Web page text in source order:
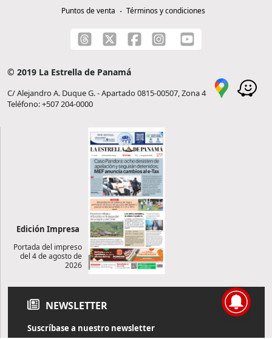
Puntos de venta
Términos y condiciones
© 2019 La Estrella de Panamá
C/ Alejandro A. Duque G. - Apartado 0815-00507, Zona 4
Teléfono: +507 204-0000
Edición Impresa
Portada del impreso
del 4 de agosto de
2026
NEWSLETTER
Suscríbase a nuestro newsletter